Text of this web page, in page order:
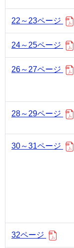
22～23ページ
24～25ページ
26～27ページ
28～29ページ
30～31ページ
32ページ